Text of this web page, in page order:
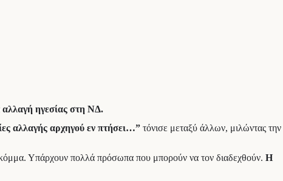
αλλαγή ηγεσίας στη ΝΔ.
αλλαγής αρχηγού εν πτήσει…” τόνισε μεταξύ άλλων, μιλώντας την
Υπάρχουν πολλά πρόσωπα που μπορούν να τον διαδεχθούν. Η